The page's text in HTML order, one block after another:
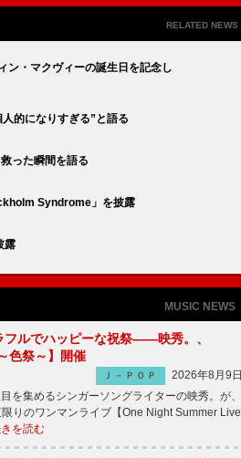
RELATED NEWS
ン・マクヴィーの誕生日を記念し
的になりすぎる”と語る
った瞬間を語る
Syndrome」を披露
露
MUSIC NEWS
フルでハッピーな祝祭――映秀。、
色祭～】開催
Ｊ－ＰＯＰ
2026年8月9日
集めるシンガーソングライターの映秀。が、
りのワンマンライブ【One Night Summer Live
を読む